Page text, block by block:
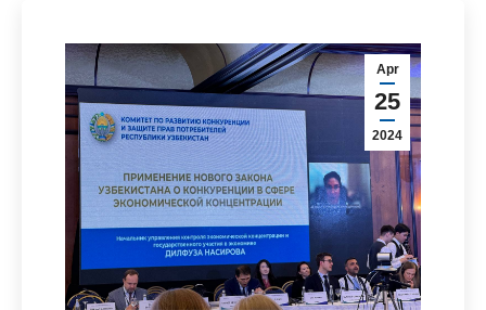
Apr
25
2024